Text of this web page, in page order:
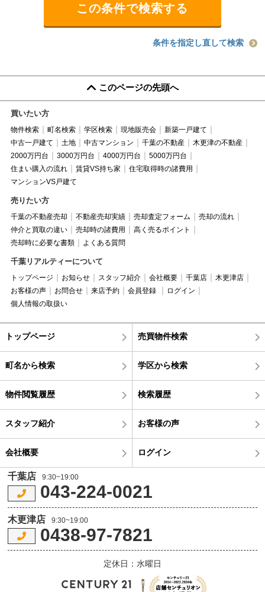
条件を指定し直して検索
このページの先頭へ
買いたい方
物件検索 町名検索 学区検索 現地販売会
新築一戸建て
中古一戸建て
土地 中古マンション 千葉の不動産
木更津の不動産
2000万円台
3000万円台 4000万円台
5000万円台
住まい購入の流れ
賃貸VS持ち家
住宅取得時の諸費用
マンションVS戸建て
売りたい方
千葉の不動産売却 不動産売却実績 売却査定フォーム
売却の流れ
仲介と買取の違い
売却時の諸費用
高く売るポイント
売却時に必要な書類
よくある質問
千葉リアルティーについて
トップページ お知らせ スタッフ紹介 会社概要 千葉店
木更津店
お客様の声
お問合せ 来店予約 会員登録
ログイン
個人情報の取扱い
トップページ 売買物件検索
町名から検索 学区から検索
物件閲覧履歴 検索履歴
スタッフ紹介 お客様の声
会社概要 ログイン
千葉店 9:30~19:00
043-224-0021
木更津店 9:30~19:00
0438-97-7821
定休日：水曜日